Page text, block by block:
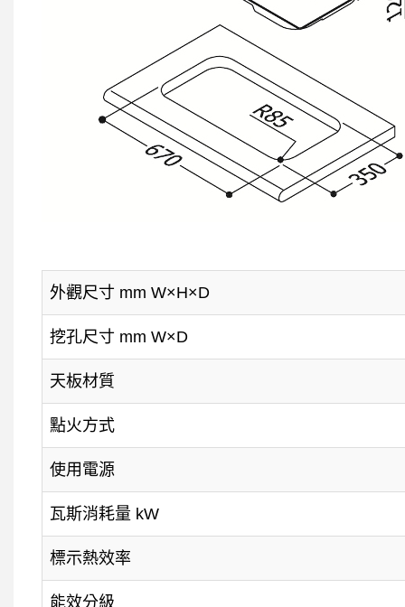
外觀尺寸 mm W×H×D
挖孔尺寸 mm W×D
天板材質
點火方式
使用電源
瓦斯消耗量 kW
標示熱效率
能效分級